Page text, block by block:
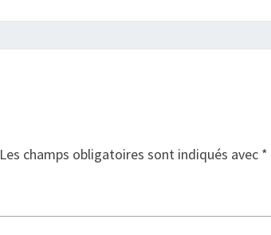
Les champs obligatoires sont indiqués avec *